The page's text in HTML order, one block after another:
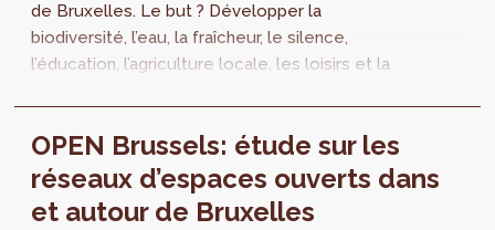
de Bruxelles. Le but ? Développer la
biodiversité, l’eau, la fraîcheur, le silence,
l’éducation, l’agriculture locale, les loisirs et la
Bruxelles Environnement et la Région
flamande. Une brochure de synthèse de cette
étude est maintenant disponible.
OPEN Brussels: étude sur les
réseaux d’espaces ouverts dans
et autour de Bruxelles